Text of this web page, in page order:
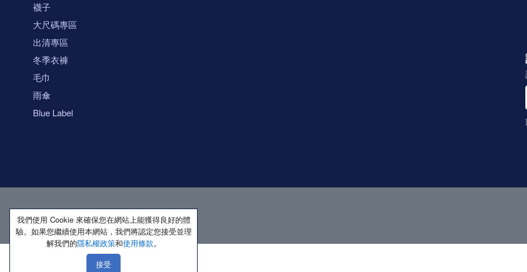
襪子
大尺碼專區
出清專區
冬季衣褲
毛巾
雨傘
Blue Label
著作權所有 保留一切權利
我們使用 Cookie 來確保您在網站上能獲得良好的體
驗。如果您繼續使用本網站，我們將認定您接受並理
解我們的隱私權政策和使用條款。
接受